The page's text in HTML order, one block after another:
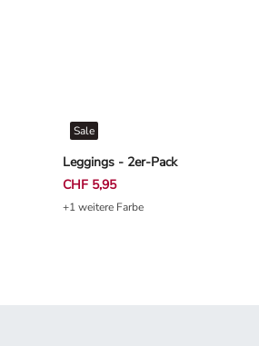
Leggings - 2er-Pack
Sale
CHF 5,95
+1 weitere Farbe